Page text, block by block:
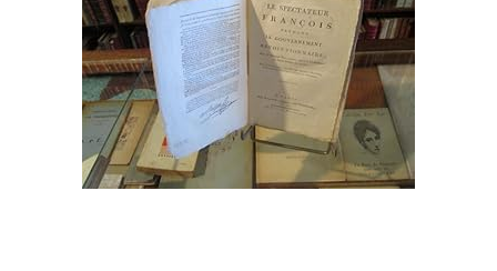
Textbooks
Start Selling
CLOSE